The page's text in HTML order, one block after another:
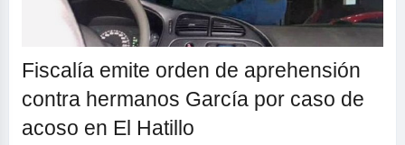
Fiscalía emite orden de aprehensión
contra hermanos García por caso de
acoso en El Hatillo